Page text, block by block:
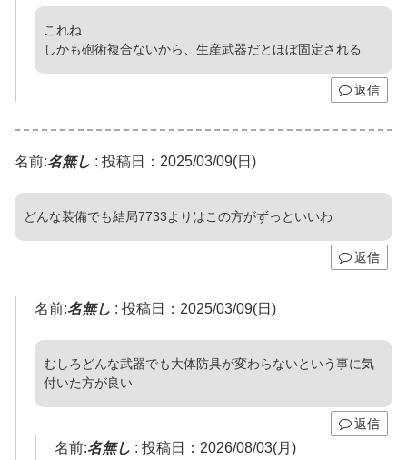
これね
しかも砲術複合ないから、生産武器だとほぼ固定される
返信
名前:名無し : 投稿日：2025/03/09(日)
どんな装備でも結局7733よりはこの方がずっといいわ
返信
名前:名無し : 投稿日：2025/03/09(日)
むしろどんな武器でも大体防具が変わらないという事に気
付いた方が良い
返信
名前:名無し : 投稿日：2026/08/03(月)